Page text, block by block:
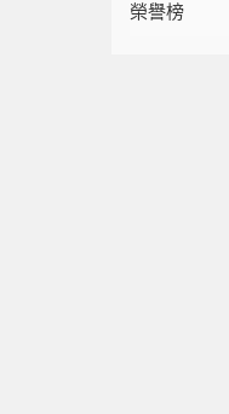
榮譽榜